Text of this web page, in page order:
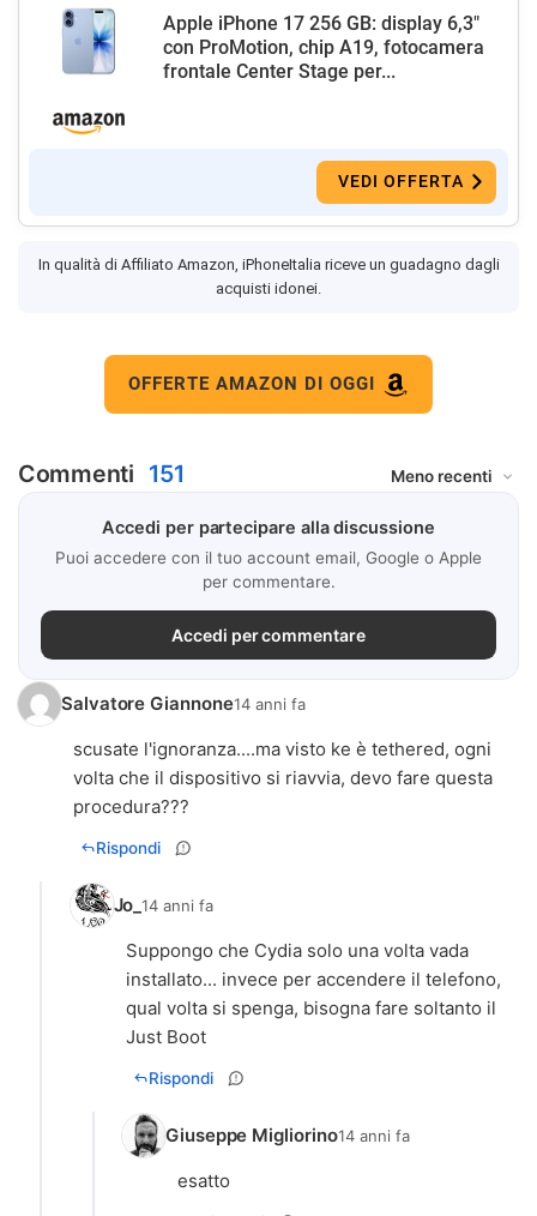
Apple iPhone 17 256 GB: display 6,3"
con ProMotion, chip A19, fotocamera
frontale Center Stage per...
VEDI OFFERTA
In qualità di Affiliato Amazon, iPhoneItalia riceve un guadagno dagli
acquisti idonei.
OFFERTE AMAZON DI OGGI
Commenti 151
Accedi per partecipare alla discussione
Puoi accedere con il tuo account email, Google o Apple
per commentare.
Accedi per commentare
Salvatore Giannone14 anni fa
scusate l'ignoranza....ma visto ke è tethered, ogni
volta che il dispositivo si riavvia, devo fare questa
procedura???
Rispondi
Jo_14 anni fa
Suppongo che Cydia solo una volta vada
installato... invece per accendere il telefono,
qual volta si spenga, bisogna fare soltanto il
Just Boot
Rispondi
Giuseppe Migliorino14 anni fa
esatto